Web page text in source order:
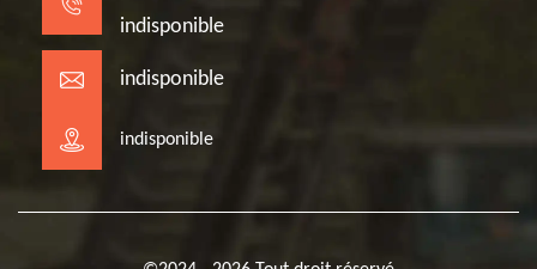
indisponible
indisponible
indisponible